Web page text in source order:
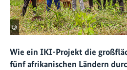
©
Wie ein IKI-Projekt die
fünf afrikanischen Ländern